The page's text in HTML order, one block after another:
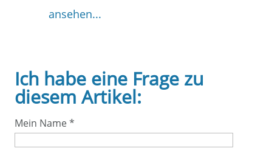
ansehen...
Ich habe eine Frage zu
diesem Artikel:
Mein Name*